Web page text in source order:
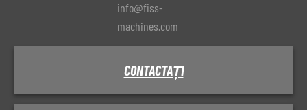
info@fiss-
machines.com
CONTACTAȚI